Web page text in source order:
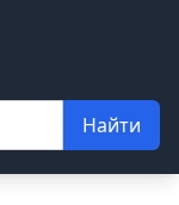
Найти